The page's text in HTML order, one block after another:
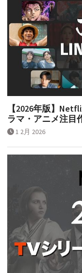
【2026年版】
ラマ・アニメ注目
1 2月 2026